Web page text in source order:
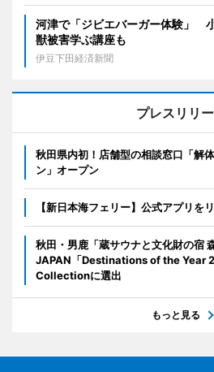
河津で「ジビエバーガー体験」
獣被害学ぶ講座も
伊豆下田経済新聞
プレスリリ
秋田県内初！店舗型の相談窓口「解
ン」オープン
【新日本海フェリー】公式アプリを
秋田・男鹿「蔵サウナと文化財の宿
JAPAN「Destinations of the Year
Collectionに選出
もっと見る